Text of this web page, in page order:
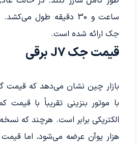
ساعت و 30 دقیقه طول
جک ارائه شده است.
قیمت جک J7 برقی